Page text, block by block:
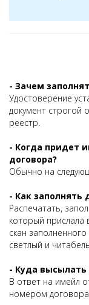
- Зачем
Удостоверение
документ строгой
реестр.
- Когда придет
договора?
Обычно на
- Как заполнять
Распечатать,
который прислала
скан
светлый и
- Куда
В ответ на имейл
номером